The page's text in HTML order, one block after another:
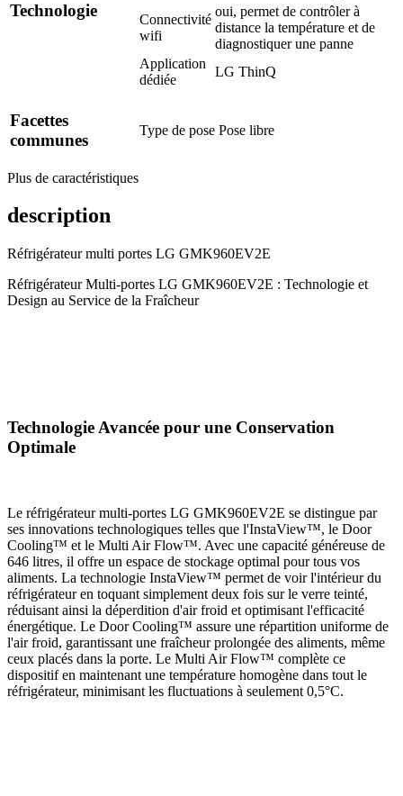
Technologie
Connectivité
wifi
oui, permet de contrôler à
distance la température et de
diagnostiquer une panne
Application
dédiée
LG ThinQ
Facettes
communes
Type de pose Pose libre
Plus de caractéristiques
description
Réfrigérateur multi portes LG GMK960EV2E
Réfrigérateur Multi-portes LG GMK960EV2E : Technologie et
Design au Service de la Fraîcheur
Technologie Avancée pour une Conservation
Optimale
Le réfrigérateur multi-portes LG GMK960EV2E se distingue par
ses innovations technologiques telles que l'InstaView™, le Door
Cooling™ et le Multi Air Flow™. Avec une capacité généreuse de
646 litres, il offre un espace de stockage optimal pour tous vos
aliments. La technologie InstaView™ permet de voir l'intérieur du
réfrigérateur en toquant simplement deux fois sur le verre teinté,
réduisant ainsi la déperdition d'air froid et optimisant l'efficacité
énergétique. Le Door Cooling™ assure une répartition uniforme de
l'air froid, garantissant une fraîcheur prolongée des aliments, même
ceux placés dans la porte. Le Multi Air Flow™ complète ce
dispositif en maintenant une température homogène dans tout le
réfrigérateur, minimisant les fluctuations à seulement 0,5°C.